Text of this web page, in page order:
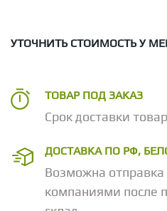
УТОЧНИТЬ СТОИМОСТЬ У
ТОВАР ПОД ЗАКАЗ
Срок доставки
ДОСТАВКА ПО РФ,
Возможна
компаниями после